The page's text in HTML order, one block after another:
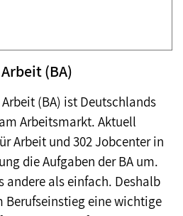
(BA)
(BA) ist Deutschlands
Arbeitsmarkt. Aktuell
Arbeit und 302 Jobcenter in
die Aufgaben der BA um.
andere als einfach. Deshalb
Berufseinstieg eine wichtige